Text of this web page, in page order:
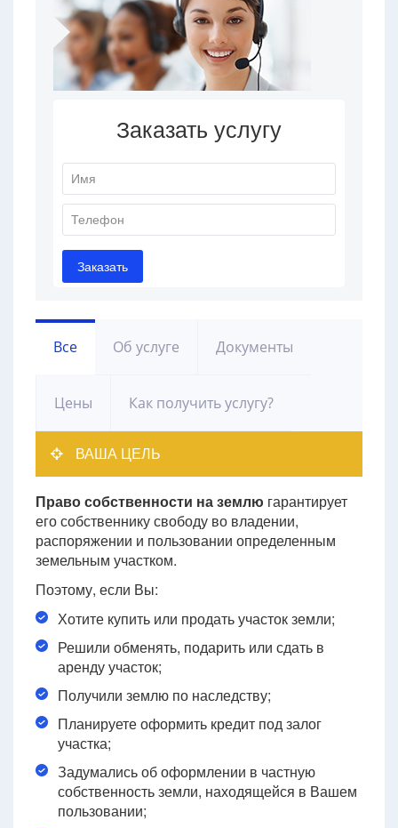
Все Об услуге Документы
Цены Как получить услугу?
ВАША ЦЕЛЬ
Право собственности на землю гарантирует
его собственнику свободу во владении,
распоряжении и пользовании определенным
земельным участком.
Поэтому, если Вы:
Хотите купить или продать участок земли;
Решили обменять, подарить или сдать в
аренду участок;
Получили землю по наследству;
Планируете оформить кредит под залог
участка;
Задумались об оформлении в частную
собственность земли, находящейся в Вашем
пользовании;